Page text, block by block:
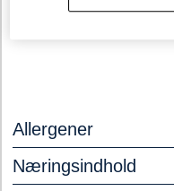
Allergener
Næringsindhold